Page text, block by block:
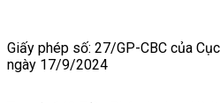
Giấy phép số: 27/GP-CBC của
ngày 17/9/2024